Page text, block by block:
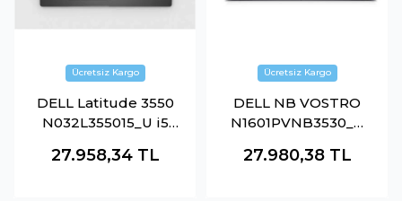
DELL Latitude 3550
N032L355015_U i5
SSD 14 O-B Ubu
27.958,34 TL
DELL NB VOSTRO
N1601PVNB3530_U
O-B 15.6" UBUNTU
27.980,38 TL